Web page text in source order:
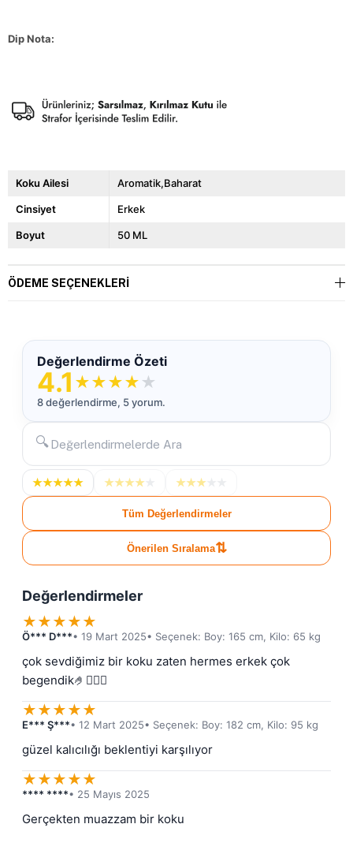
Dip Nota:
Koku Ailesi Aromatik,Baharat
Cinsiyet Erkek
Boyut 50 ML
ÖDEME SEÇENEKLERI
Değerlendirme Özeti
4.1 ★★★★ ★
8 değerlendirme, 5 yorum.
🔍
★★★★★ ★★★★ ★★★
Tüm Değerlendirmeler
Önerilen Sıralama⇅
Değerlendirmeler
★★★★★
Ö*** D***• 19 Mart 2025• Seçenek: Boy: 165 cm, Kilo: 65 kg
çok sevdiğimiz bir koku zaten hermes erkek çok
begendik🤌🙋🏻‍♀️
★★★★★
E*** Ş***• 12 Mart 2025• Seçenek: Boy: 182 cm, Kilo: 95 kg
güzel kalıcılığı beklentiyi karşılıyor
★★★★★
**** ****• 25 Mayıs 2025
Gerçekten muazzam bir koku